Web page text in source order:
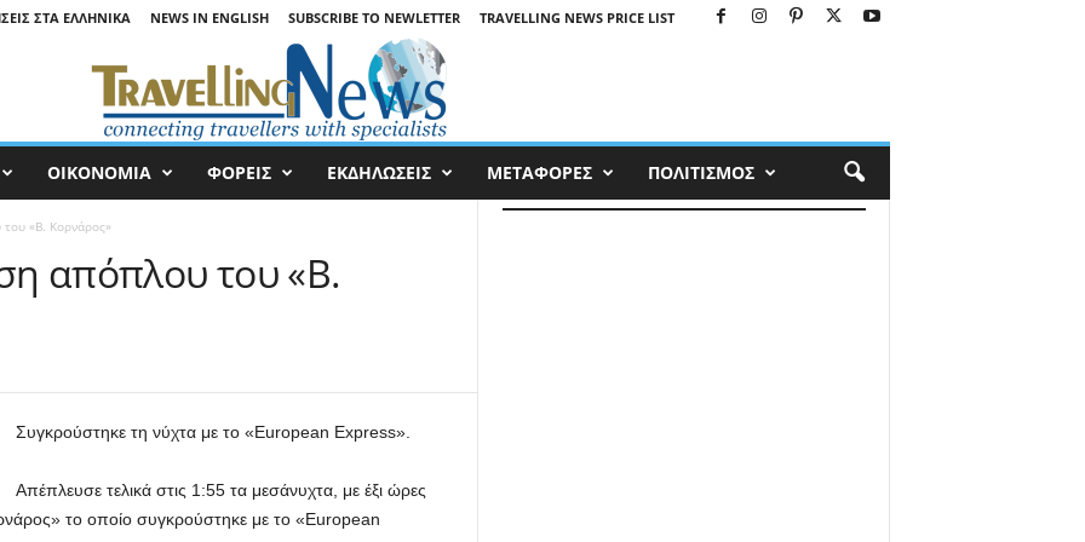
ΣΤΑ ΕΛΛΗΝΙΚΆ NEWS IN ENGLISH SUBSCRIBE TO NEWLETTER TRAVELLING NEWS PRICE LIST
ΟΙΚΟΝΟΜΙΑ ΦΟΡΕΙΣ ΕΚΔΗΛΩΣΕΙΣ ΜΕΤΑΦΟΡΕΣ ΠΟΛΙΤΙΣΜΟΣ
«Β. Κορνάρος»
απόπλου του «Β.
Συγκρούστηκε τη νύχτα με το «European Express».
Απέπλευσε τελικά στις 1:55 τα μεσάνυχτα, με έξι ώρες
το οποίο συγκρούστηκε με το «European